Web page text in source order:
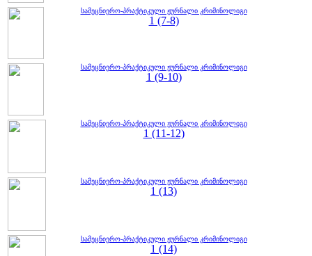
სამეცნიერო-პრაქტიკული ჟურნალი კრიმინოლიგი
1 (7-8)
სამეცნიერო-პრაქტიკული ჟურნალი კრიმინოლიგი
1 (9-10)
სამეცნიერო-პრაქტიკული ჟურნალი კრიმინოლიგი
1 (11-12)
სამეცნიერო-პრაქტიკული ჟურნალი კრიმინოლიგი
1 (13)
სამეცნიერო-პრაქტიკული ჟურნალი კრიმინოლიგი
1 (14)